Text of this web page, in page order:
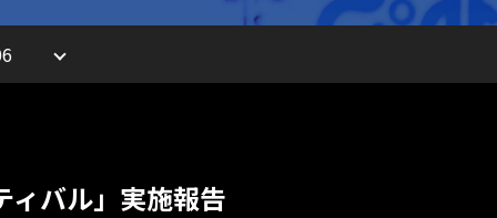
ィバル」実施報告